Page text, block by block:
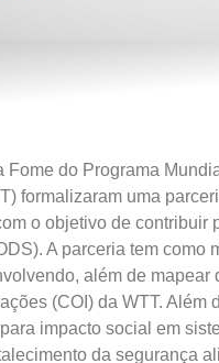
do Programa
formalizaram uma
o objetivo de contribuir
A parceria tem como
além de
(COI) da WTT. Além
impacto social em
da segurança